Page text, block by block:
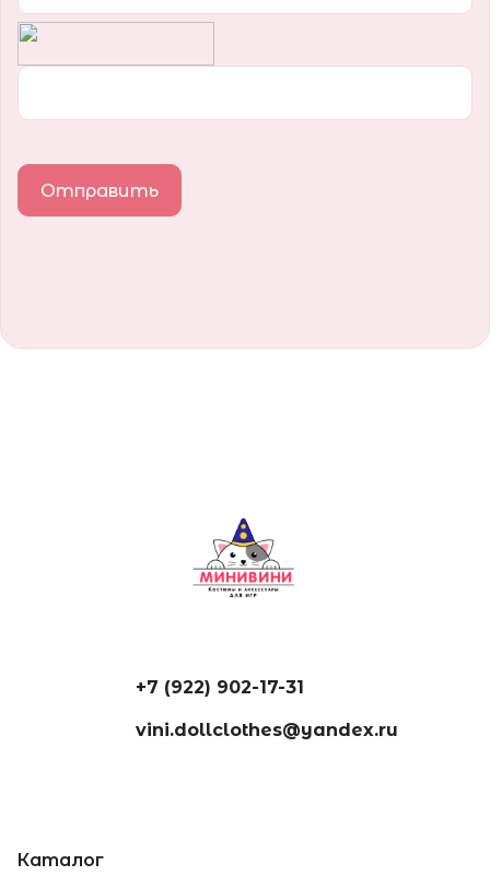
+7 (922) 902-17-31
vini.dollclothes@yandex.ru
Каталог